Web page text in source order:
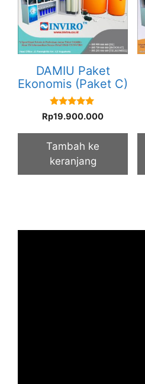
DAMIU Paket
Ekonomis (Paket C)
5.00
out of 5
Rp19.900.000
Tambah ke
keranjang